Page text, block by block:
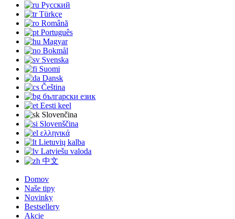
Русский
Türkçe
Română
Português
Magyar
Bokmål
Svenska
Suomi
Dansk
Čeština
български език
Eesti keel
Slovenčina
Slovenščina
ελληνικά
Lietuvių kalba
Latviešu valoda
中文
Domov
Naše tipy
Novinky
Bestsellery
Akcie